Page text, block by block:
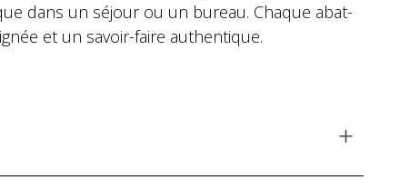
dans un séjour ou un bureau. Chaque abat-
et un savoir-faire authentique.